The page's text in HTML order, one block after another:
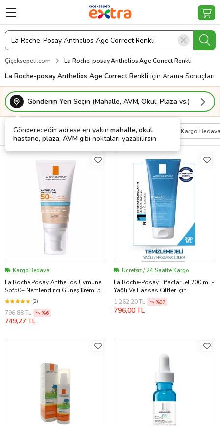
Çiçeksepeti.com La Roche-posay Anthelios Age Correct Renkli
La Roche-posay Anthelios Age Correct Renkli için Arama Sonuçları
Gönderim Yeri Seçin (Mahalle, AVM, Okul, Plaza vs.)
Göndereceğin adrese en yakın mahalle, okul,
hastane, plaza, AVM gibi noktaları yazabilirsin.
Filtrele Sırala Kişiye Özel Kargo Bedava
Kargo Bedava
La Roche Posay Anthelios Uvmune
Spf50+ Nemlendirici Güneş Kremi 50
Ml - Renkli(2)
796,88 TL %6
749,27 TL
Ücretsiz / 24 Saatte Kargo
La Roche-Posay Effaclar Jel 200 ml -
Yağlı Ve Hassas Ciltler İçin
1.262,20 TL
%37
796,00 TL